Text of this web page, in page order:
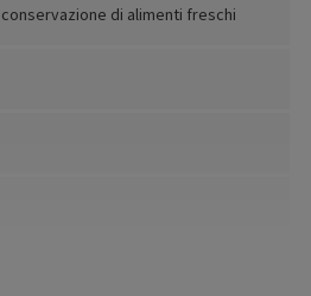
di alimenti freschi